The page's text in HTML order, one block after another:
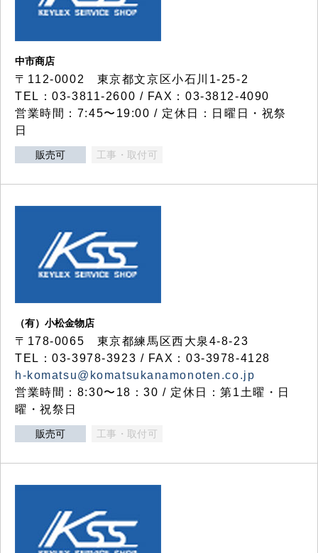
中市商店
〒112-0002 東京都文京区小石川1-25-2
TEL：03-3811-2600 / FAX：03-3812-4090
営業時間：7:45〜19:00 / 定休日：日曜日・祝祭
日
販売可 工事・取付可
（有）小松金物店
〒178-0065 東京都練馬区西大泉4-8-23
TEL：03-3978-3923 / FAX：03-3978-4128
h-komatsu@komatsukanamonoten.co.jp
営業時間：8:30〜18：30 / 定休日：第1土曜・日
曜・祝祭日
販売可 工事・取付可